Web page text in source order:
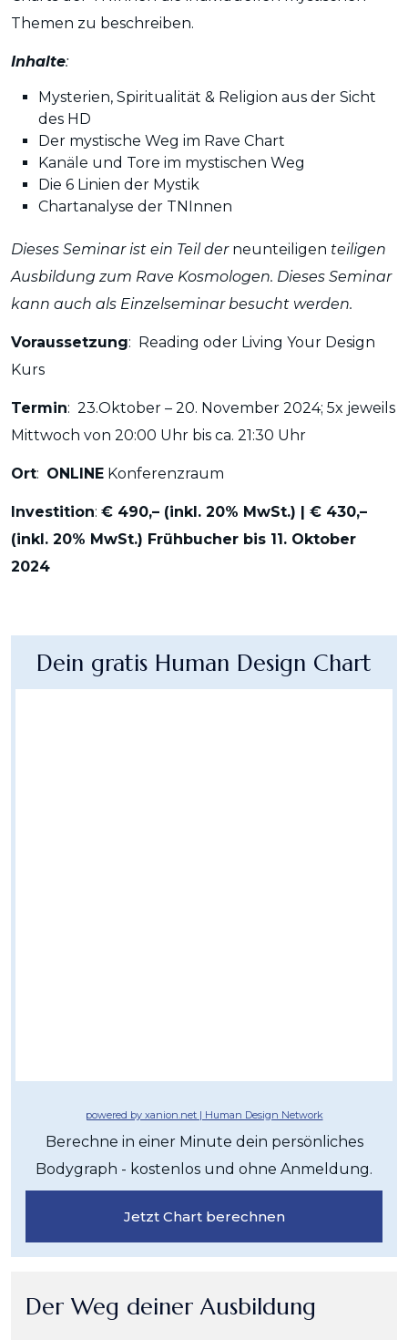
Themen zu beschreiben.
Inhalte:
Mysterien, Spiritualität & Religion aus der Sicht
des HD
Der mystische Weg im Rave Chart
Kanäle und Tore im mystischen Weg
Die 6 Linien der Mystik
Chartanalyse der TNInnen
Dieses Seminar ist ein Teil der neunteiligen teiligen
Ausbildung zum Rave Kosmologen. Dieses Seminar
kann auch als Einzelseminar besucht werden.
Voraussetzung: Reading oder Living Your Design
Kurs
Termin: 23.Oktober – 20. November 2024; 5x jeweils
Mittwoch von 20:00 Uhr bis ca. 21:30 Uhr
Ort: ONLINE Konferenzraum
Investition: € 490,– (inkl. 20% MwSt.) | € 430,–
(inkl. 20% MwSt.) Frühbucher bis 11. Oktober
2024
Dein gratis Human Design Chart
powered by xanion.net | Human Design Network
Berechne in einer Minute dein persönliches
Bodygraph - kostenlos und ohne Anmeldung.
Jetzt Chart berechnen
Der Weg deiner Ausbildung